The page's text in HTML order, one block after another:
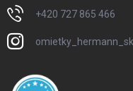
+420 727 865 466